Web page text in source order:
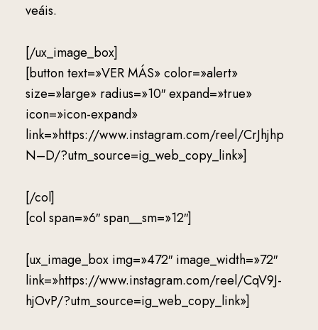
veáis.
[/ux_image_box]
[button text=»VER MÁS» color=»alert»
size=»large» radius=»10″ expand=»true»
icon=»icon-expand»
link=»https://www.instagram.com/reel/CrJhjhp
N–D/?utm_source=ig_web_copy_link»]
[/col]
[col span=»6″ span__sm=»12″]
[ux_image_box img=»472″ image_width=»72″
link=»https://www.instagram.com/reel/CqV9J-
hjOvP/?utm_source=ig_web_copy_link»]